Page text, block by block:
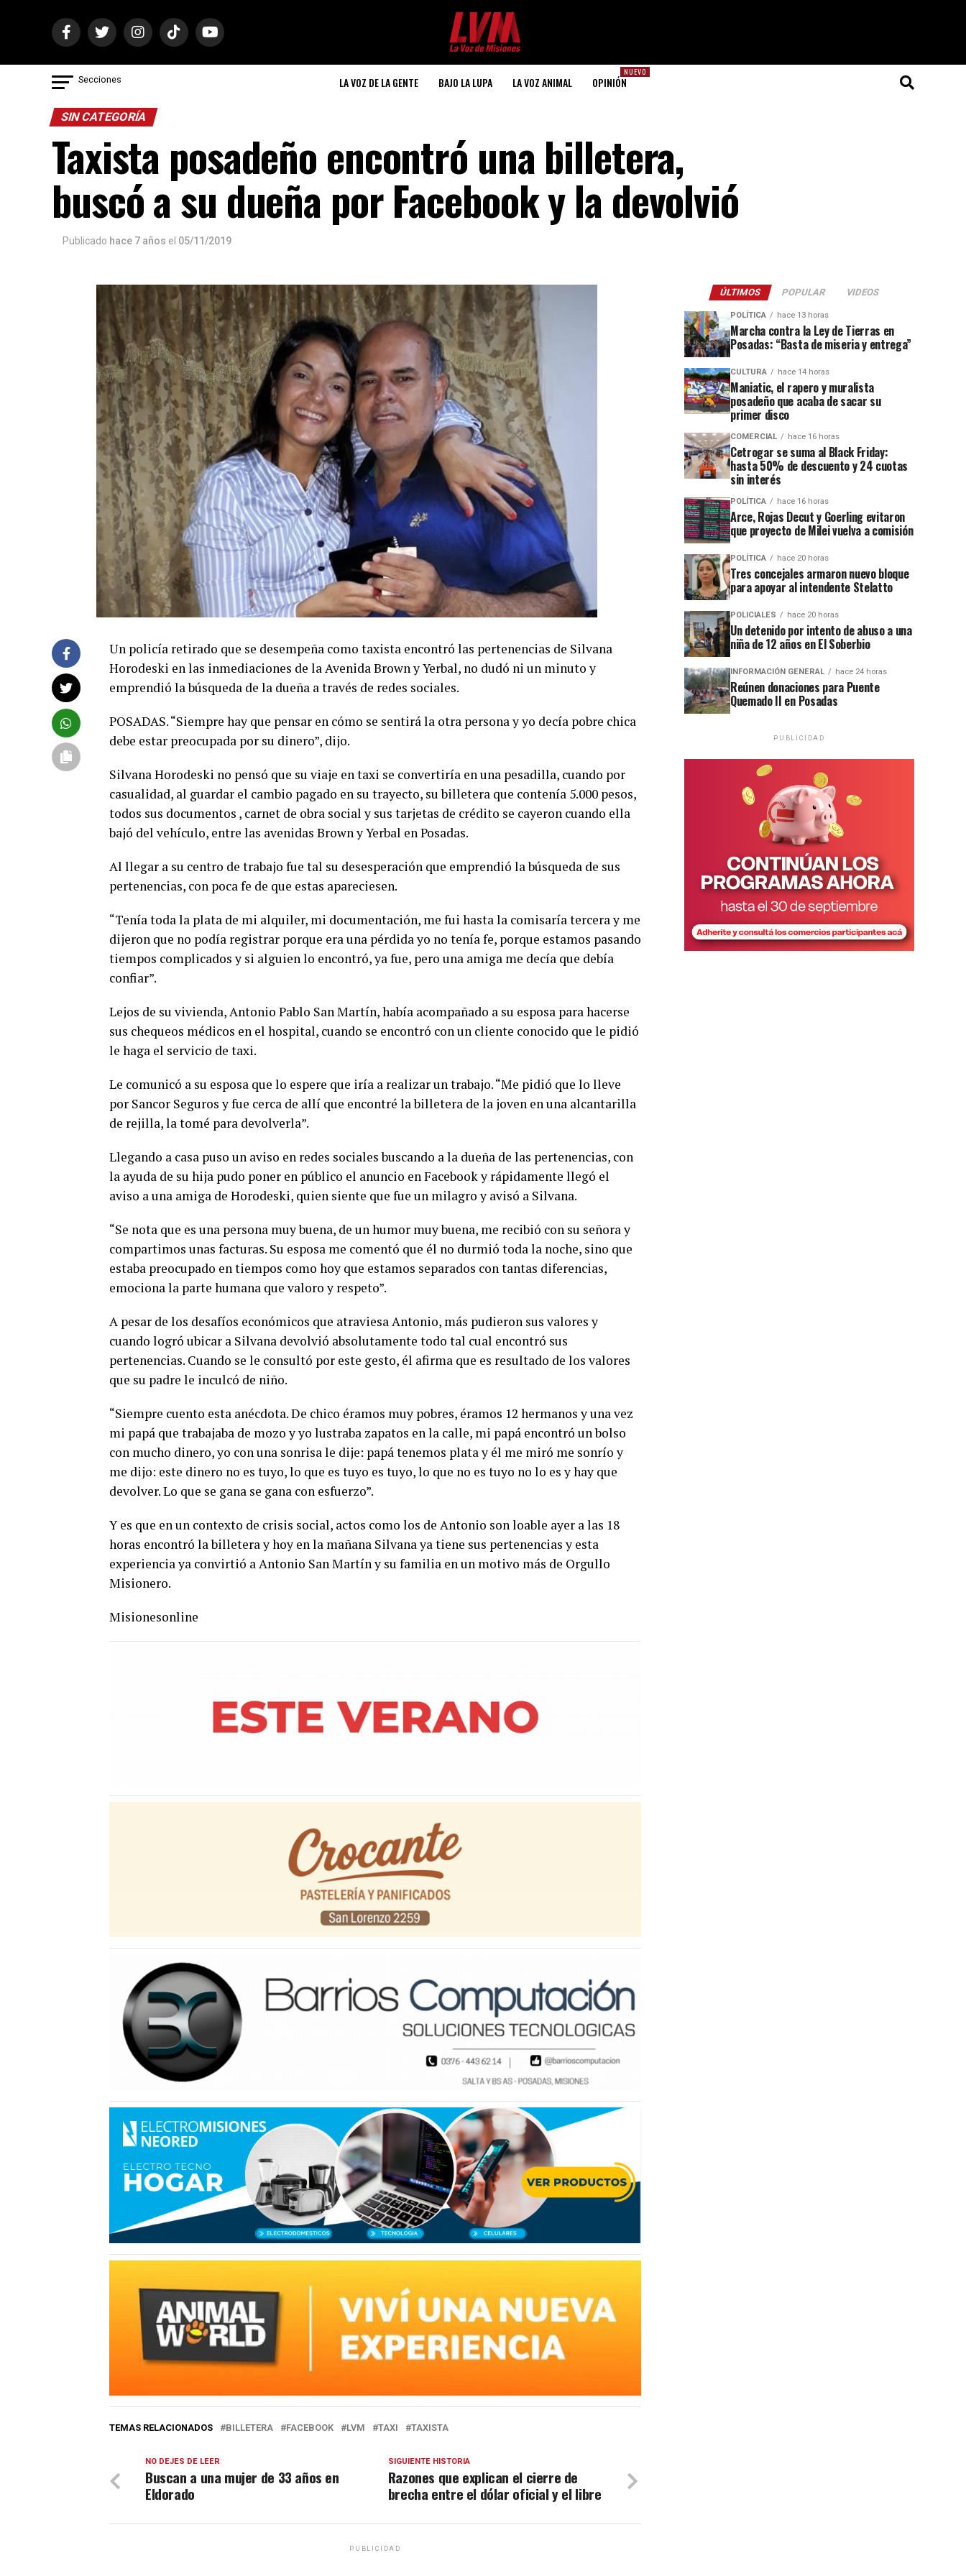
Secciones LA VOZ DE LA GENTE BAJO LA LUPA LA VOZ ANIMAL
NUEVO
OPINIÓN
SIN CATEGORÍA
Taxista posadeño encontró una billetera,
buscó a su dueña por Facebook y la devolvió
Publicado hace 7 años el 05/11/2019
Un policía retirado que se desempeña como taxista encontró las pertenencias de Silvana
Horodeski en las inmediaciones de la Avenida Brown y Yerbal, no dudó ni un minuto y
emprendió la búsqueda de la dueña a través de redes sociales.
POSADAS. “Siempre hay que pensar en cómo se sentirá la otra persona y yo decía pobre chica
debe estar preocupada por su dinero”, dijo.
Silvana Horodeski no pensó que su viaje en taxi se convertiría en una pesadilla, cuando por
casualidad, al guardar el cambio pagado en su trayecto, su billetera que contenía 5.000 pesos,
todos sus documentos , carnet de obra social y sus tarjetas de crédito se cayeron cuando ella
bajó del vehículo, entre las avenidas Brown y Yerbal en Posadas.
Al llegar a su centro de trabajo fue tal su desesperación que emprendió la búsqueda de sus
pertenencias, con poca fe de que estas apareciesen.
“Tenía toda la plata de mi alquiler, mi documentación, me fui hasta la comisaría tercera y me
dijeron que no podía registrar porque era una pérdida yo no tenía fe, porque estamos pasando
tiempos complicados y si alguien lo encontró, ya fue, pero una amiga me decía que debía
confiar”.
Lejos de su vivienda, Antonio Pablo San Martín, había acompañado a su esposa para hacerse
sus chequeos médicos en el hospital, cuando se encontró con un cliente conocido que le pidió
le haga el servicio de taxi.
Le comunicó a su esposa que lo espere que iría a realizar un trabajo. “Me pidió que lo lleve
por Sancor Seguros y fue cerca de allí que encontré la billetera de la joven en una alcantarilla
de rejilla, la tomé para devolverla”.
Llegando a casa puso un aviso en redes sociales buscando a la dueña de las pertenencias, con
la ayuda de su hija pudo poner en público el anuncio en Facebook y rápidamente llegó el
aviso a una amiga de Horodeski, quien siente que fue un milagro y avisó a Silvana.
“Se nota que es una persona muy buena, de un humor muy buena, me recibió con su señora y
compartimos unas facturas. Su esposa me comentó que él no durmió toda la noche, sino que
estaba preocupado en tiempos como hoy que estamos separados con tantas diferencias,
emociona la parte humana que valoro y respeto”.
A pesar de los desafíos económicos que atraviesa Antonio, más pudieron sus valores y
cuando logró ubicar a Silvana devolvió absolutamente todo tal cual encontró sus
pertenencias. Cuando se le consultó por este gesto, él afirma que es resultado de los valores
que su padre le inculcó de niño.
“Siempre cuento esta anécdota. De chico éramos muy pobres, éramos 12 hermanos y una vez
mi papá que trabajaba de mozo y yo lustraba zapatos en la calle, mi papá encontró un bolso
con mucho dinero, yo con una sonrisa le dije: papá tenemos plata y él me miró me sonrío y
me dijo: este dinero no es tuyo, lo que es tuyo es tuyo, lo que no es tuyo no lo es y hay que
devolver. Lo que se gana se gana con esfuerzo”.
Y es que en un contexto de crisis social, actos como los de Antonio son loable ayer a las 18
horas encontró la billetera y hoy en la mañana Silvana ya tiene sus pertenencias y esta
experiencia ya convirtió a Antonio San Martín y su familia en un motivo más de Orgullo
Misionero.
Misionesonline
TEMAS RELACIONADOS BILLETERA FACEBOOK LVM TAXI TAXISTA
SIGUIENTE HISTORIA
Razones que explican el cierre de
brecha entre el dólar oficial y el libre
NO DEJES DE LEER
Buscan a una mujer de 33 años en
Eldorado
PUBLICIDAD
ÚLTIMOS POPULAR VIDEOS
POLÍTICA hace 13 horas
Marcha contra la Ley de Tierras en
Posadas: “Basta de miseria y entrega”
CULTURA hace 14 horas
Maniatic, el rapero y muralista
posadeño que acaba de sacar su
primer disco
COMERCIAL hace 16 horas
Cetrogar se suma al Black Friday:
hasta 50% de descuento y 24 cuotas
sin interés
POLÍTICA hace 16 horas
Arce, Rojas Decut y Goerling evitaron
que proyecto de Milei vuelva a comisión
POLÍTICA hace 20 horas
Tres concejales armaron nuevo bloque
para apoyar al intendente Stelatto
POLICIALES hace 20 horas
Un detenido por intento de abuso a una
niña de 12 años en El Soberbio
INFORMACIÓN GENERAL hace 24 horas
Reúnen donaciones para Puente
Quemado II en Posadas
PUBLICIDAD